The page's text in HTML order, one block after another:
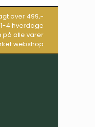
over 499,-
4 hverdage
på alle varer
webshop